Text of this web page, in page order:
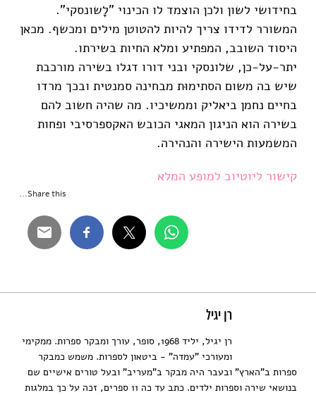
בחידושי לשון ולכן הוצמד לו הכינוי "לָשונסקי".
המשורר לדידו צריך להיות להטוטן מילים ומכשף. מכאן
היסוד השובב, המפתיע ומלא החיות בשירתו.
יתר-על-כן, שלונסקי ובני דורו דגלו בשירה מורכבת
שיש בה משום הסתימוּת מבחינה סמנטית ובכך מרדו
בחיים נחמן ביאליק וממשיכיו. מה שהיה חשוב להם
בשירה הוא הניגון המאגי הכובש האקספרסיבי ופחות
המשמעות הישירה והנהירה.
קישור ליוטיוב למופע המלא
Share this...
רן יגיל
רן יגיל, יליד 1968, סופר, עורך ומבקר ספרות. ממקימי
ומעורכי "עמדה" - ביטאון לספרות. משמש כמבקר
ספרות ב"הארץ" ובעבר היה מבקר ב"מעריב" ובעל טורים אישיים שם
בנושאי שירה וספרות ילדים. כתב עד כה 11 ספרים, זכה על כך במלגות